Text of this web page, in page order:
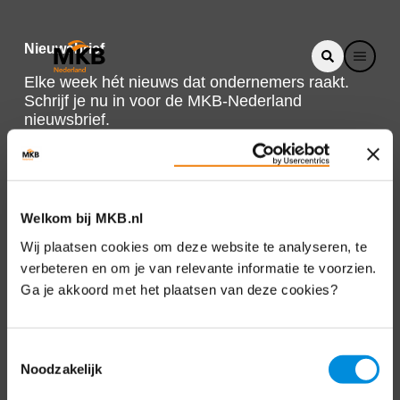
Welkom bij MKB.nl
Wij plaatsen cookies om deze website te analyseren, te
verbeteren en om je van relevante informatie te voorzien.
Ga je akkoord met het plaatsen van deze cookies?
Noodzakelijk
Nieuwsbrief
Elke week hét nieuws dat ondernemers raakt.
Schrijf je nu in voor de MKB-Nederland
nieuwsbrief.
Direct naar
Over ons
Bezuidenhoutseweg 12